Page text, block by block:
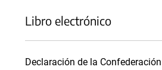
Libro electrónico
Declaración de la